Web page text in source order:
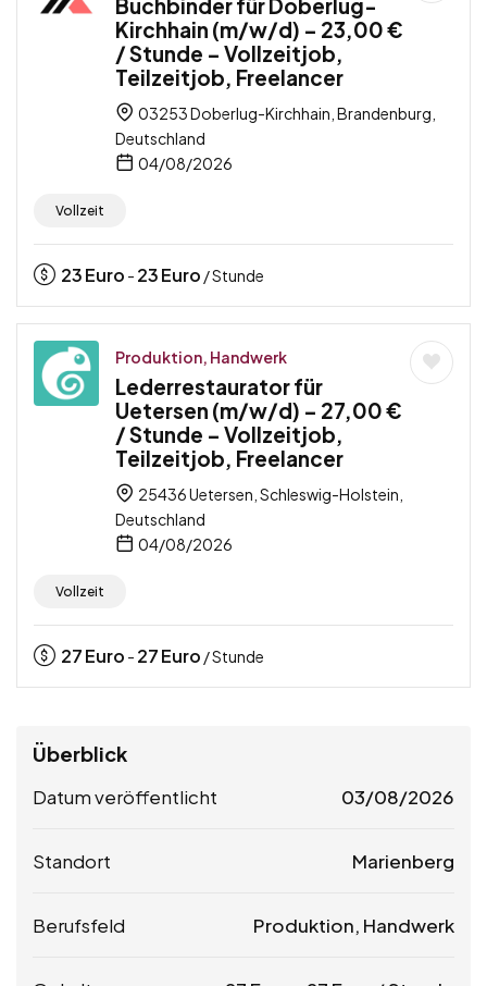
Kirchhain (m/w/d) – 23,00 €
/ Stunde – Vollzeitjob,
Teilzeitjob, Freelancer
03253 Doberlug-Kirchhain, Brandenburg,
Deutschland
04/08/2026
Vollzeit
23Euro - 23Euro / Stunde
Produktion, Handwerk
Lederrestaurator für
Uetersen (m/w/d) – 27,00 €
/ Stunde – Vollzeitjob,
Teilzeitjob, Freelancer
25436 Uetersen, Schleswig-Holstein,
Deutschland
04/08/2026
Vollzeit
27Euro - 27Euro / Stunde
Überblick
Datum veröffentlicht 03/08/2026
Standort Marienberg
Berufsfeld Produktion, Handwerk